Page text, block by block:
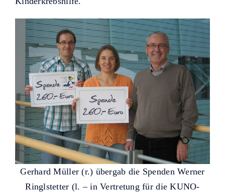
Gerhard Müller (r.) übergab die Spenden Werner
Ringlstetter (l. – in Vertretung für die KUNO-